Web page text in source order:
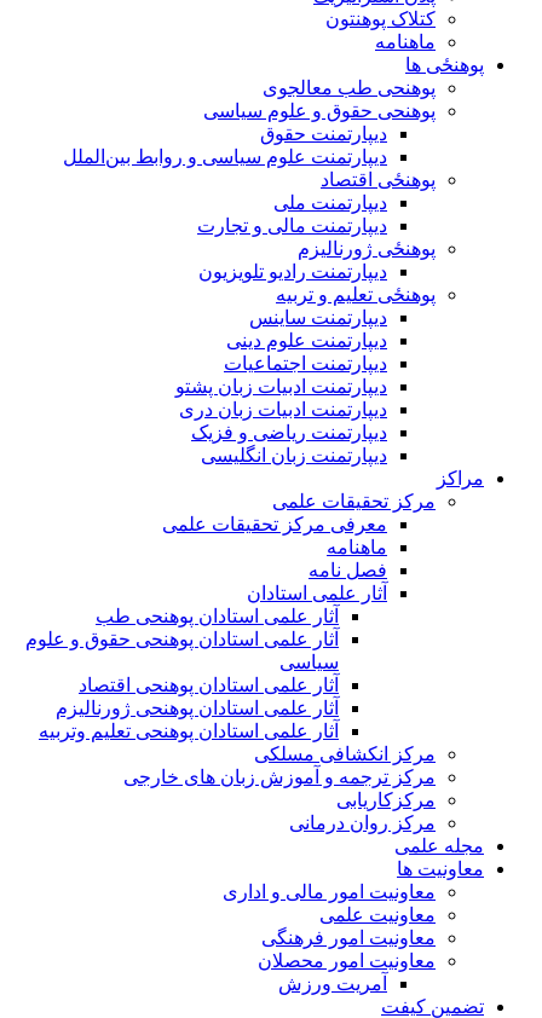
کتلاک پوهنتون
ماهنامه
پوهنځی ها
پوهنحی طب معالجوی
پوهنحی حقوق و علوم سیاسی
دیپارتمنت حقوق
دیپارتمنت علوم سیاسی و روابط بین‌الملل
پوهنځی اقتصاد
دیپارتمنت ملی
دیپارتمنت مالی و تجارت
پوهنځی ژورنالیزم
دیپارتمنت رادیو تلویزیون
پوهنځی تعلیم و تربیه
دیپارتمنت ساینس
دیپارتمنت علوم دینی
دیپارتمنت اجتماعیات
دیپارتمنت ادبیات زبان پشتو
دیپارتمنت ادبیات زبان دری
دیپارتمنت ریاضی و فزیک
دیپارتمنت زبان انگلیسی
مراکز
مرکز تحقیقات علمی
معرفی مرکز تحقیقات علمی
ماهنامه
فصل نامه
آثار علمی استادان
آثار علمی استادان پوهنحی طب
آثار علمی استادان پوهنحی حقوق و علوم
سیاسی
آثار علمی استادان پوهنحی اقتصاد
آثار علمی استادان پوهنحی ژورنالیزم
آثار علمی استادان پوهنحی تعلیم وتربیه
مرکز انکشافی مسلکی
مرکز ترجمه و آموزش زبان های خارجی
مرکزکاریابی
مرکز روان درمانی
مجله علمی
معاونیت ها
معاونیت امور مالی و اداری
معاونیت علمی
معاونیت امور فرهنگی
معاونیت امور محصلان
آمریت ورزش
تضمین کیفت